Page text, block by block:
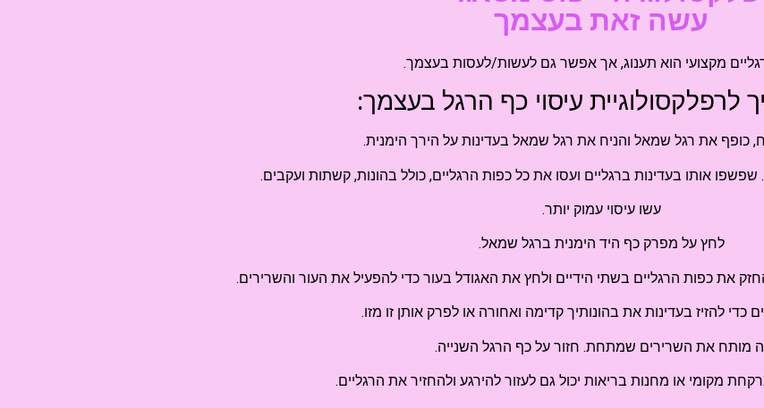
עשה זאת בעצמך
רגליים מקצועי הוא תענוג, אך אפשר גם לעשות/לעסות בעצמך.
לרפלקסולוגיית עיסוי כף הרגל בעצמך:
כופף את רגל שמאל והניח את רגל שמאל בעדינות על הירך הימנית.
שפשפו אותו בעדינות ברגליים ועסו את כל כפות הרגליים, כולל בהונות, קשתות ועקבים.
עשו עיסוי עמוק יותר.
לחץ על מפרק כף היד הימנית ברגל שמאל.
את כפות הרגליים בשתי הידיים ולחץ את האגודל בעור כדי להפעיל את העור והשרירים.
כדי להזיז בעדינות את בהונותיך קדימה ואחורה או לפרק אותן זו מזו.
מותח את השרירים שמתחת. חזור על כף הרגל השנייה.
מקומי או מחנות בריאות יכול גם לעזור להירגע ולהחזיר את הרגליים.